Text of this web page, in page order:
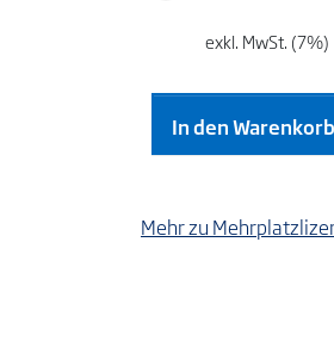
exkl. MwSt. (7%)
In den Warenkorb
Mehr zu